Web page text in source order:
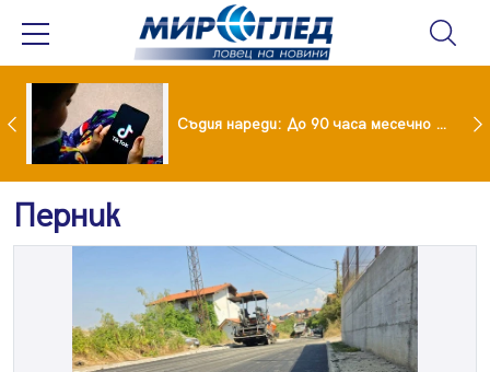
Майка уби четирите си деца с помощта на баба им, след което се самоуби Съдия нареди: До 90 часа месечно във фейсбук и инстаграм за непълнолетни
Перник